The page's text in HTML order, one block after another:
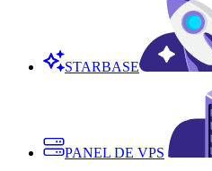
STARBASE
PANEL DE VPS